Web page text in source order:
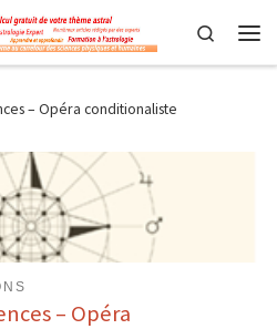
Search
– Opéra conditionaliste
– Opéra